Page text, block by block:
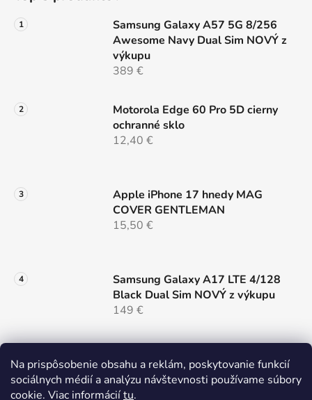
Na prispôsobenie obsahu a reklám, poskytovanie funkcií
sociálnych médií a analýzu návštevnosti používame súbory
cookie. Viac informáciítu.
Samsung Galaxy A57 5G 8/256
Awesome Navy Dual Sim NOVÝ z
výkupu
389 €
Motorola Edge 60 Pro 5D cierny
ochranné sklo
12,40 €
Apple iPhone 17 hnedy MAG
COVER GENTLEMAN
15,50 €
Samsung Galaxy A17 LTE 4/128
Black Dual Sim NOVÝ z výkupu
149 €
Nillkin SnapHold Magnetický
sticker Vegan Leather Elegant,
čierny